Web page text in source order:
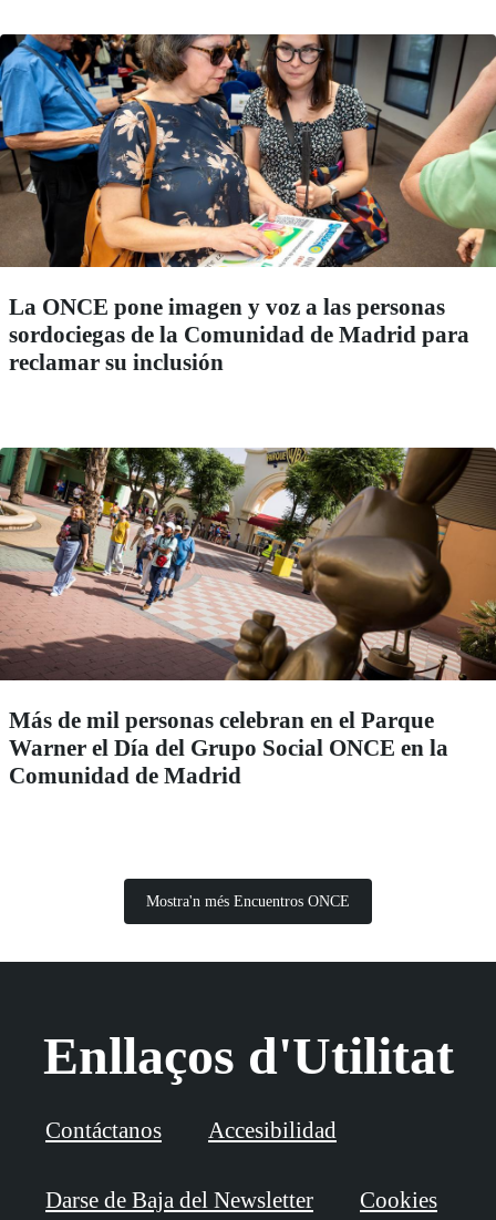
La ONCE pone imagen y voz a las personas
sordociegas de la Comunidad de Madrid para
reclamar su inclusión
Más de mil personas celebran en el Parque
Warner el Día del Grupo Social ONCE en la
Comunidad de Madrid
Mostra'n més Encuentros ONCE
Enllaços d'Utilitat
Contáctanos Accesibilidad
Darse de Baja del Newsletter Cookies